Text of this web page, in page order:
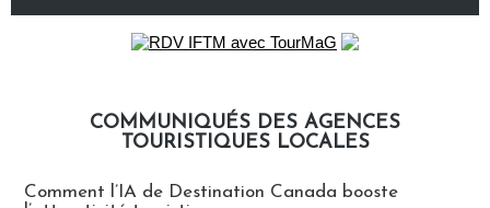
COMMUNIQUÉS DES AGENCES
TOURISTIQUES LOCALES
Comment l’IA de Destination Canada booste